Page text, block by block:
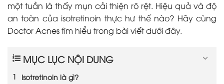
một tuần là thấy mụn cải thiện rõ rệt. Hiệu quả và độ
an toàn của isotretinoin thực hư thế nào? Hãy cùng
Doctor Acnes tìm hiểu trong bài viết dưới đây.
MỤC LỤC NỘI DUNG
Isotretinoin là gì?